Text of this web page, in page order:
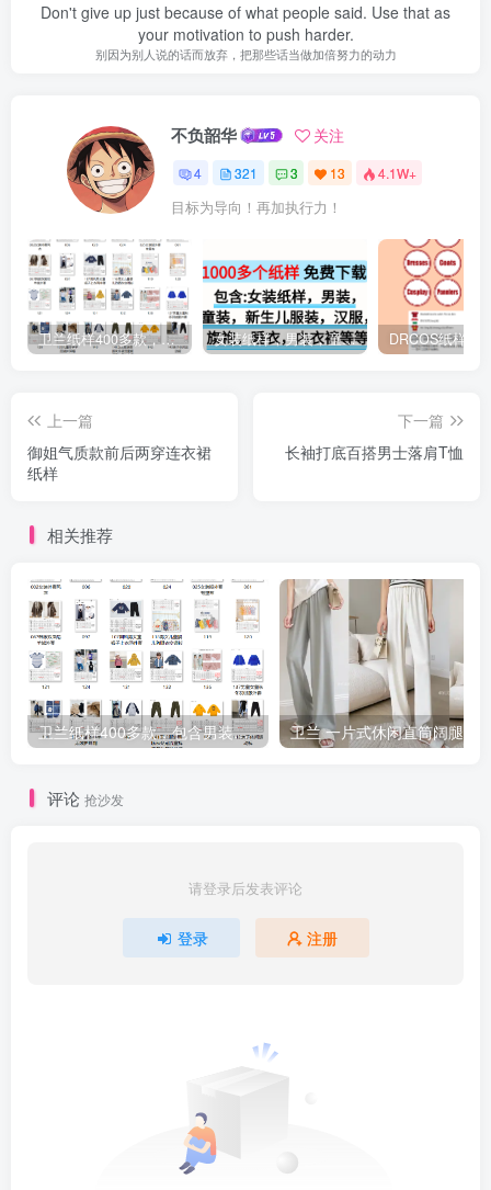
Don't give up just because of what people said. Use that as
your motivation to push harder.
别因为别人说的话而放弃，把那些话当做加倍努力的动力
不负韶华 关注
4 321 3 13 4.1W+
目标为导向！再加执行力！
卫兰纸样400多款，包含男装女装童装汉服旗袍等等 女装纸样，男装，童装，婴儿，汉服等等 格式A4和PTL纸样免费下载
上一篇
御姐气质款前后两穿连衣裙
纸样
下一篇
长袖打底百搭男士落肩T恤
相关推荐
卫兰纸样400多款，包含男装女装童装汉服旗袍等等
评论 抢沙发
请登录后发表评论
登录 注册